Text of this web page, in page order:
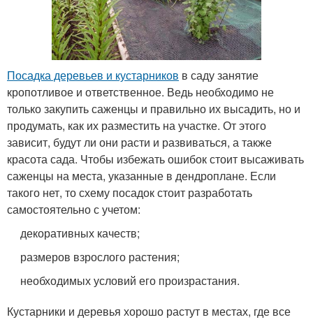
Посадка деревьев и кустарников в саду занятие
кропотливое и ответственное. Ведь необходимо не
только закупить саженцы и правильно их высадить, но и
продумать, как их разместить на участке. От этого
зависит, будут ли они расти и развиваться, а также
красота сада. Чтобы избежать ошибок стоит высаживать
саженцы на места, указанные в дендроплане. Если
такого нет, то схему посадок стоит разработать
самостоятельно с учетом:
декоративных качеств;
размеров взрослого растения;
необходимых условий его произрастания.
Кустарники и деревья хорошо растут в местах, где все